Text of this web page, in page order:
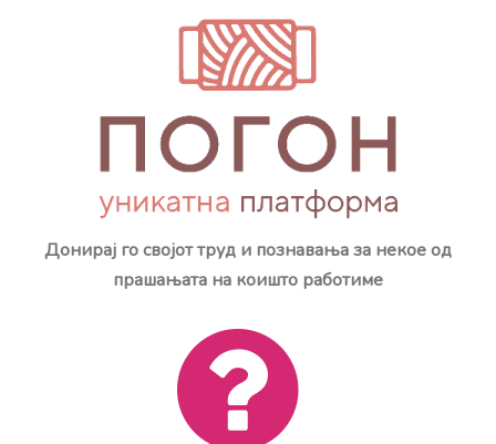
Донирај го својот труд и познавања за некое од
прашањата на коишто работиме